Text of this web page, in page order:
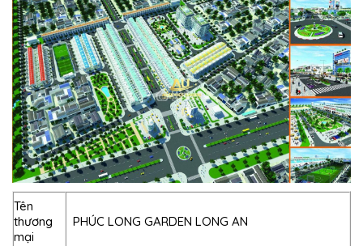
Tên
thương
mại
PHÚC LONG GARDEN LONG AN